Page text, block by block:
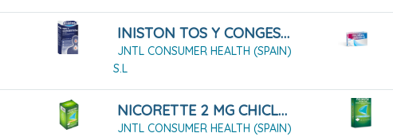
INISTON TOS Y CONGESTIÓN JARABE 200 ML
JNTL CONSUMER HEALTH (SPAIN)
S.L
NICORETTE 2 MG CHICLES MEDICAMENTOSOS 210 CHICLES
JNTL CONSUMER HEALTH (SPAIN)